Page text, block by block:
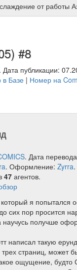
от работы
#8
. Дата публикации:
Базе | Номер на
. Дата
. Оформление: Zyrra.
47 агентов.
я попытался
сих пор просится
научусь получше
написал такую
страниц, может
ощущение, будто